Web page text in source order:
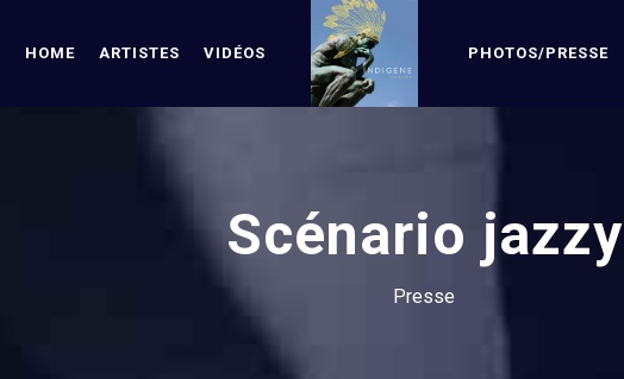
HOME ARTISTES VIDÉOS PHOTOS/PRESSE
Scénario jazzy
Presse